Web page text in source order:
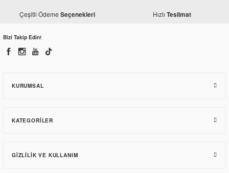
Yamaha YBR 125 Arka Dişli Flanşı
270,81 TL
Çeşitli Ödeme Seçenekleri Hızlı Teslimat
Bizi Takip Edin!
KURUMSAL
KATEGORILER
GIZLILIK VE KULLANIM